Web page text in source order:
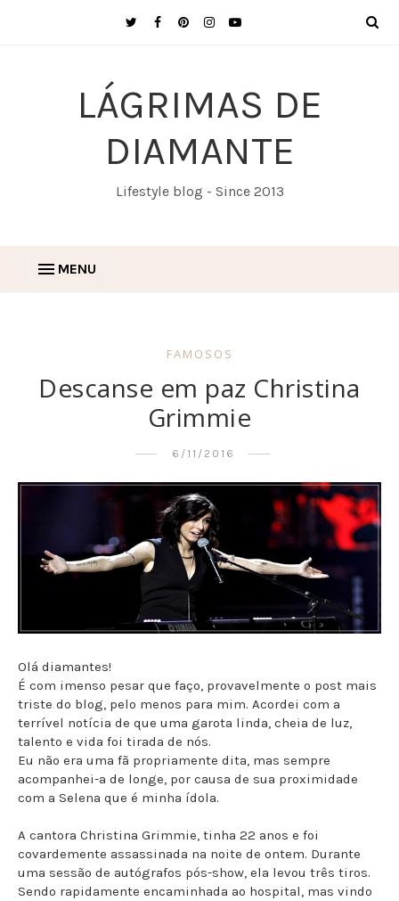
LÁGRIMAS DE
DIAMANTE
Lifestyle blog - Since 2013
MENU
FAMOSOS
Descanse em paz Christina
Grimmie
6/11/2016
Olá diamantes!
É com imenso pesar que faço, provavelmente o post mais
triste do blog, pelo menos para mim. Acordei com a
terrível notícia de que uma garota linda, cheia de luz,
talento e vida foi tirada de nós.
Eu não era uma fã propriamente dita, mas sempre
acompanhei-a de longe, por causa de sua proximidade
com a Selena que é minha ídola.
A cantora Christina Grimmie, tinha 22 anos e foi
covardemente assassinada na noite de ontem. Durante
uma sessão de autógrafos pós-show, ela levou três tiros.
Sendo rapidamente encaminhada ao hospital, mas vindo